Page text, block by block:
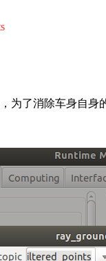
为了消除车身自身